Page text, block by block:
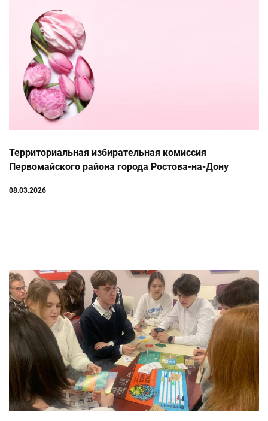
Территориальная избирательная комиссия
Первомайского района города Ростова-на-Дону
08.03.2026